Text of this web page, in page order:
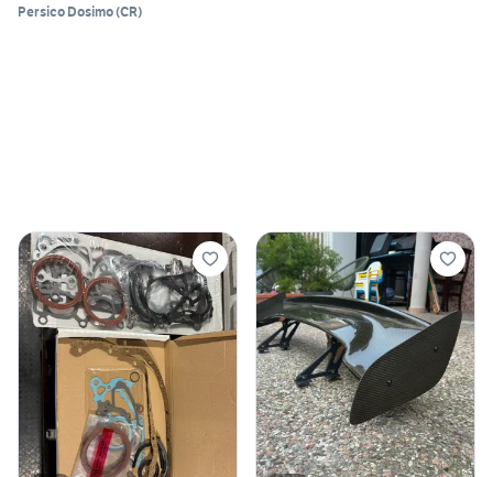
Persico Dosimo(CR)